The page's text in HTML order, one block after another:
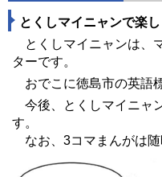
とくしマイニャンで楽
とくしマイニャンは、
ターです。
おでこに徳島市の英語
今後、とくしマイニャ
す。
なお、3コマまんがは随